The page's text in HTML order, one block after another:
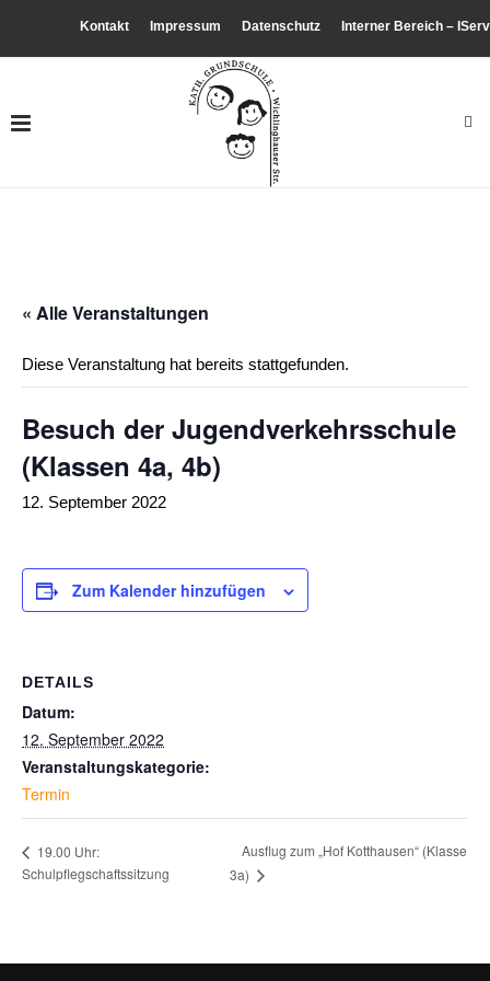
Kontakt Impressum Datenschutz Interner Bereich – IServ
« Alle Veranstaltungen
Diese Veranstaltung hat bereits stattgefunden.
Besuch der Jugendverkehrsschule
(Klassen 4a, 4b)
12. September 2022
Zum Kalender hinzufügen
DETAILS
Datum:
12. September 2022
Veranstaltungskategorie:
Termin
19.00 Uhr:
Schulpflegschaftssitzung
Ausflug zum „Hof Kotthausen“ (Klasse
3a)